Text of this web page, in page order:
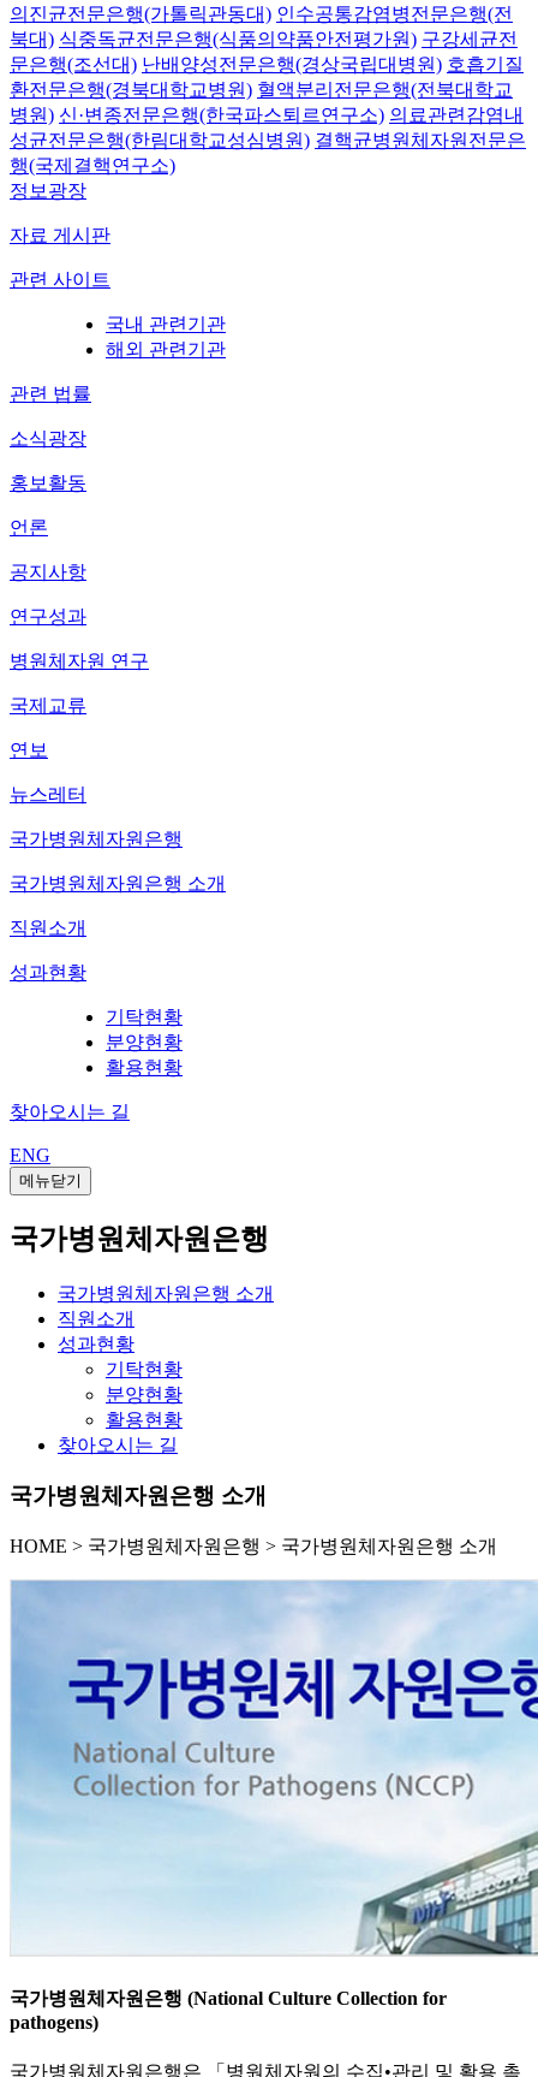
의진균전문은행(가톨릭관동대) 인수공통감염병전문은행(전
북대) 식중독균전문은행(식품의약품안전평가원) 구강세균전
문은행(조선대) 난배양성전문은행(경상국립대병원) 호흡기질
환전문은행(경북대학교병원) 혈액분리전문은행(전북대학교
병원) 신·변종전문은행(한국파스퇴르연구소) 의료관련감염내
성균전문은행(한림대학교성심병원) 결핵균병원체자원전문은
행(국제결핵연구소)
정보광장
자료 게시판
관련 사이트
국내 관련기관
해외 관련기관
관련 법률
소식광장
홍보활동
언론
공지사항
연구성과
병원체자원 연구
국제교류
연보
뉴스레터
국가병원체자원은행
국가병원체자원은행 소개
직원소개
성과현황
기탁현황
분양현황
활용현황
찾아오시는 길
ENG
메뉴닫기
국가병원체자원은행
국가병원체자원은행 소개
직원소개
성과현황
기탁현황
분양현황
활용현황
찾아오시는 길
국가병원체자원은행 소개
HOME > 국가병원체자원은행 > 국가병원체자원은행 소개
국가병원체자원은행 (National Culture Collection for
pathogens)
국가병원체자원은행은 「병원체자원의 수집•관리 및 활용 촉